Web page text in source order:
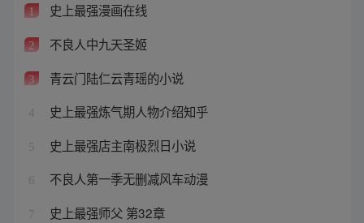
1 史上最强漫画在线
2 不良人中九天圣姬
3 青云门陆仁云青瑶的小说
4 史上最强炼气期人物介绍知乎
5 史上最强店主南极烈日小说
6 不良人第一季无删减风车动漫
7 史上最强师父 第32章